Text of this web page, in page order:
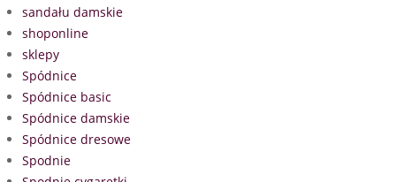
sandału damskie
shoponline
sklepy
Spódnice
Spódnice basic
Spódnice damskie
Spódnice dresowe
Spodnie